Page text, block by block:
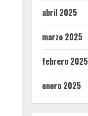
abril 2025
marzo 2025
febrero 2025
enero 2025